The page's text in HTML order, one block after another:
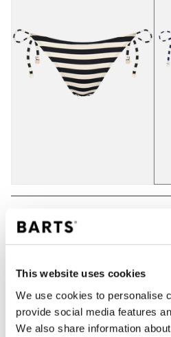
This website uses cookies
We use cookies to personalise
provide social media features
We also share information
worden geplaatst, worden
Gratis verzending voor
NL